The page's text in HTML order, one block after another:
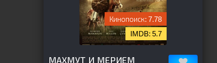
7.78
5.7
МАХМУТ И МЕРИЕМ